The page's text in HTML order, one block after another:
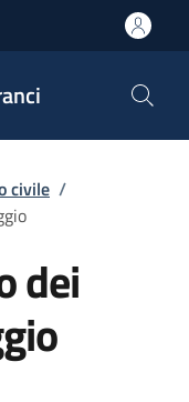
civile /
dei